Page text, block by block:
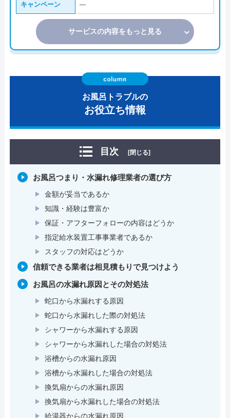
キャンペーン ―
サービスの内容をもっと見る
お風呂トラブルの
お役立ち情報
目次 [閉じる]
お風呂つまり・水漏れ修理業者の選び方
金額が妥当であるか
知識・経験は豊富か
保証・アフターフォローの内容はどうか
指定給水装置工事事業者であるか
スタッフの対応はどうか
信頼できる業者は相見積もりで見つけよう
お風呂の水漏れ原因とその対処法
蛇口から水漏れする原因
蛇口から水漏れした際の対処法
シャワーから水漏れする原因
シャワーから水漏れした場合の対処法
浴槽からの水漏れ原因
浴槽から水漏れした場合の対処法
換気扇からの水漏れ原因
換気扇から水漏れした場合の対処法
給湯器からの水漏れ原因